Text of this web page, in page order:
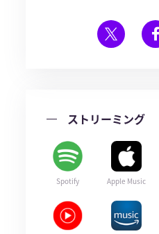
ストリーミング
Spotify Apple Music